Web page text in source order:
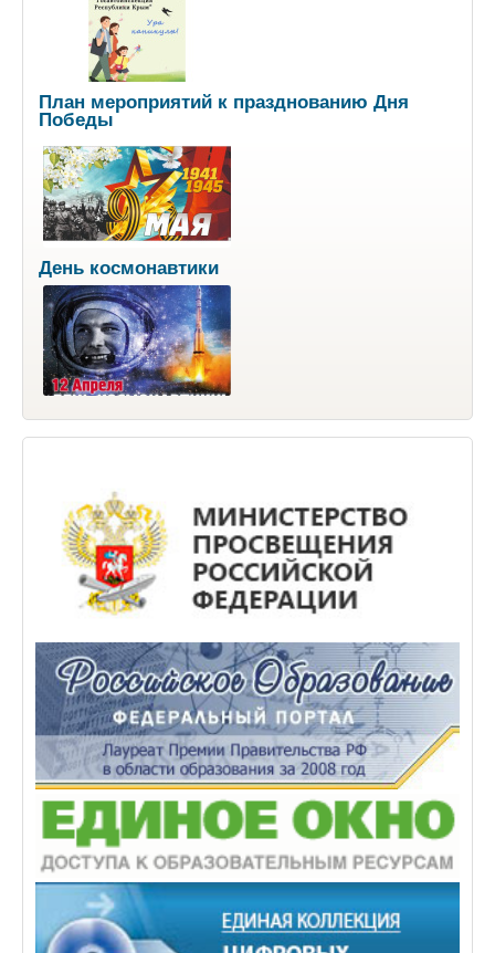
План мероприятий к празднованию Дня
Победы
День космонавтики